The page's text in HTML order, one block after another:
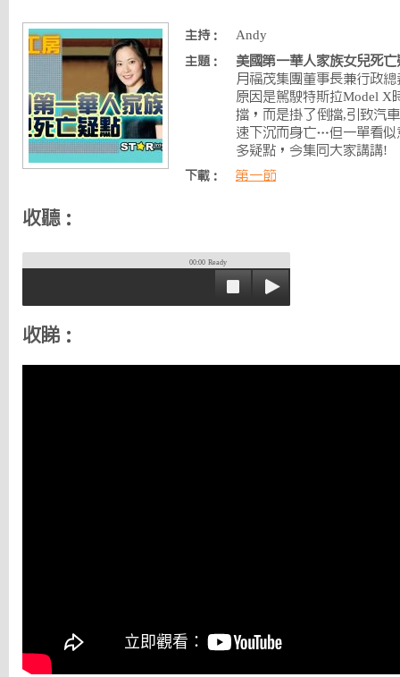
主持： Andy
主題：
美國第一華人家族女兒死亡
月福茂集團董事長兼行政
原因是駕駛特斯拉Model X
擋，而是掛了倒擋,引致汽
速下沉而身亡…但一單看似
多疑點，今集同大家講講!
下載： 第一節
收聽：
00:00 Ready
收睇：